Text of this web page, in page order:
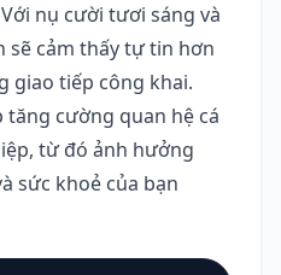
Với nụ cười tươi sáng và
sẽ cảm thấy tự tin hơn
giao tiếp công khai.
cường quan hệ cá
từ đó ảnh hưởng
sức khoẻ của bạn